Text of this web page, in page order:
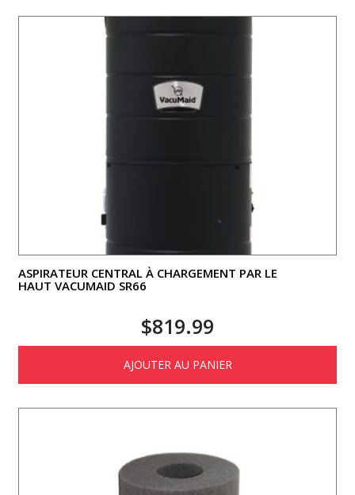
ASPIRATEUR CENTRAL À CHARGEMENT PAR LE
HAUT VACUMAID SR66
$819.99
AJOUTER AU PANIER